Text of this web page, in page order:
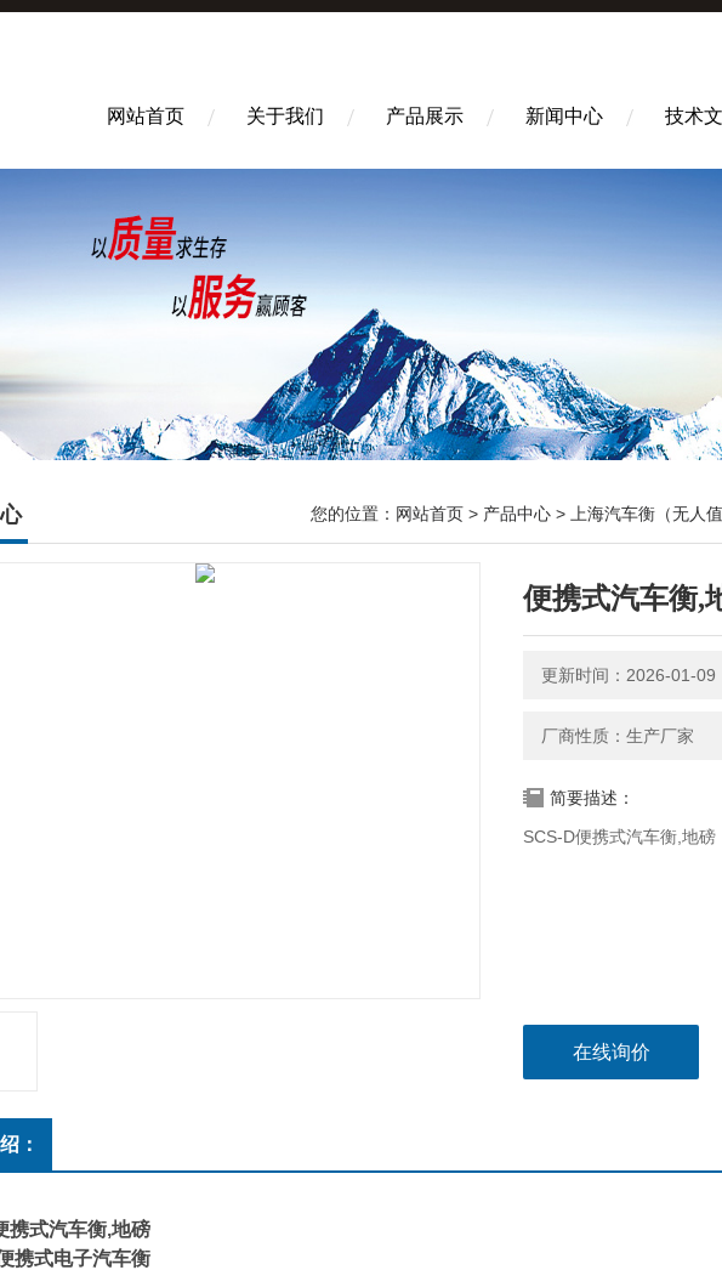
网站首页 关于我们 产品展示 新闻中心 技术
您的位置： 网站首页 > 产品中心 > 上海汽车衡（无人
便携式汽车衡,
更新时间：2026-01-09
厂商性质：生产厂家
简要描述：
SCS-D便携式汽车衡,地磅
在线询价
：
携式汽车衡,地磅
携式电子汽车衡